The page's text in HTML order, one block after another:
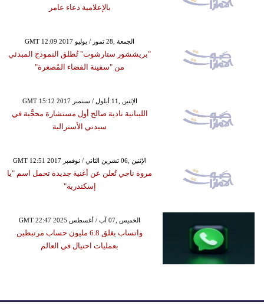
بالإعلامية دعاء عامر
GMT 12:09 2017 الجمعة ,28 تموز / يوليو
"بريششور ستارشوت" تُطلق النموذج المبدئي
من "سفينة الفضاء المُصغرة"
GMT 15:12 2017 الإثنين ,11 أيلول / سبتمبر
اللبنانية نادية صالح أول مستشارة محجَّبة في
سيدني الأسترالية
GMT 12:51 2017 الإثنين ,06 تشرين الثاني / نوفمبر
مروة ناجي تُعلن عن أغنية جديدة تحمل اسم "يا
إسكندرية"
GMT 22:47 2025 الخميس ,07 آب / أغسطس
واتساب يغلق 6.8 مليون حساب مرتبطين
بعمليات احتيال في العالم